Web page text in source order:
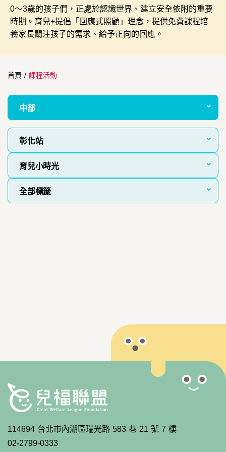
0～3歲的孩子們，正處於認識世界、建立安全依附的重要
時期。育兒+提倡「回應式照顧」理念，提供免費課程培
養家長關注孩子的需求、給予正向的回應。
首頁 / 課程活動
中部
彰化站
育兒小時光
全部標籤
114694 台北市內湖區瑞光路 583 巷 21 號 7 樓
02-2799-0333